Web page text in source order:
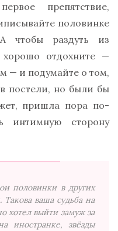
препятствие,
половинке
чтобы раздуть из
отдохните —
— и подумайте о том,
постели, но были бы
пришла пора по-
интимную сторону
половинки в других
Такова ваша судьба на
хотел выйти замуж за
иностранке, звёзды